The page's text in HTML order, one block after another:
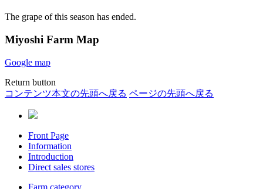
The grape of this season has ended.
Miyoshi Farm Map
Google map
Return button
コンテンツ本文の先頭へ戻る ページの先頭へ戻る
Front Page
Information
Introduction
Direct sales stores
Farm category